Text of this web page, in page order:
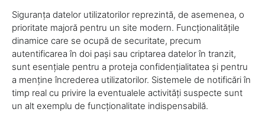
Siguranța datelor utilizatorilor reprezintă, de asemenea, o
prioritate majoră pentru un site modern. Funcționalitățile
dinamice care se ocupă de securitate, precum
autentificarea în doi pași sau criptarea datelor în tranzit,
sunt esențiale pentru a proteja confidențialitatea și pentru
a menține încrederea utilizatorilor. Sistemele de notificări în
timp real cu privire la eventualele activități suspecte sunt
un alt exemplu de funcționalitate indispensabilă.